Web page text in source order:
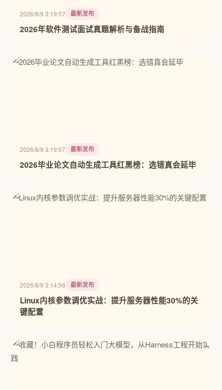
2026/8/9 3:19:57 最新发布
2026年软件测试面试真题解析与备战指南
2026/8/9 3:19:57 最新发布
2026毕业论文自动生成工具红黑榜：选错真会延毕
2026/8/9 3:14:56 最新发布
Linux内核参数调优实战：提升服务器性能30%的关
键配置